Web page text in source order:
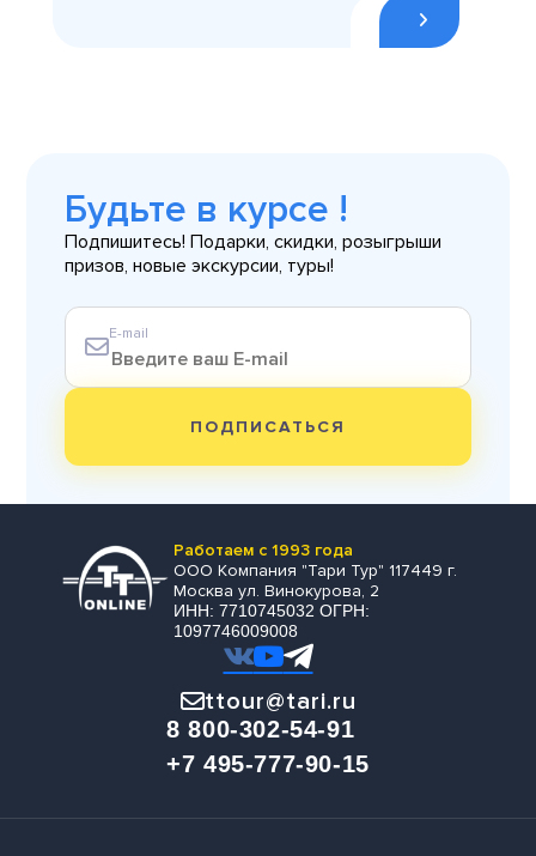
Будьте в курсе !
Подпишитесь! Подарки, скидки, розыгрыши
призов, новые экскурсии, туры!
E-mail
ПОДПИСАТЬСЯ
Работаем с 1993 года
ООО Компания "Тари Тур" 117449 г.
Москва ул. Винокурова, 2
ИНН: 7710745032 ОГРН:
1097746009008
ttour@tari.ru
8 800-302-54-91
+7 495-777-90-15